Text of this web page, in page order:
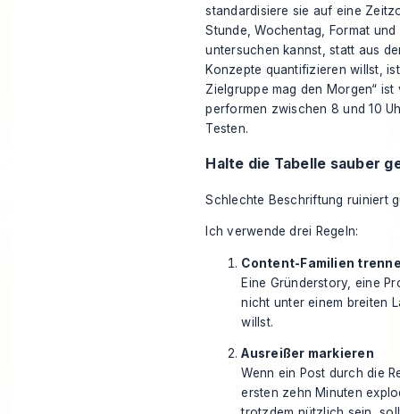
standardisiere sie auf eine
Stunde, Wochentag, Format
untersuchen kannst, statt aus
Konzepte quantifizieren willst,
Zielgruppe mag den Morgen“
performen zwischen 8 und 10
Testen.
Halte die Tabelle sauber
Schlechte Beschriftung ruiniert
Ich verwende drei Regeln:
Content-Familien
Eine Gründerstory, eine
nicht unter einem breiten
willst.
Ausreißer markieren
Wenn ein Post durch die
ersten zehn Minuten